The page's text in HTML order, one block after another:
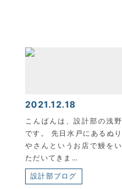
2021.12.18
こんばんは、設計部の浅野
です。 先日水戸にあるぬり
やさんというお店で鰻をい
ただいてきま…
設計部ブログ